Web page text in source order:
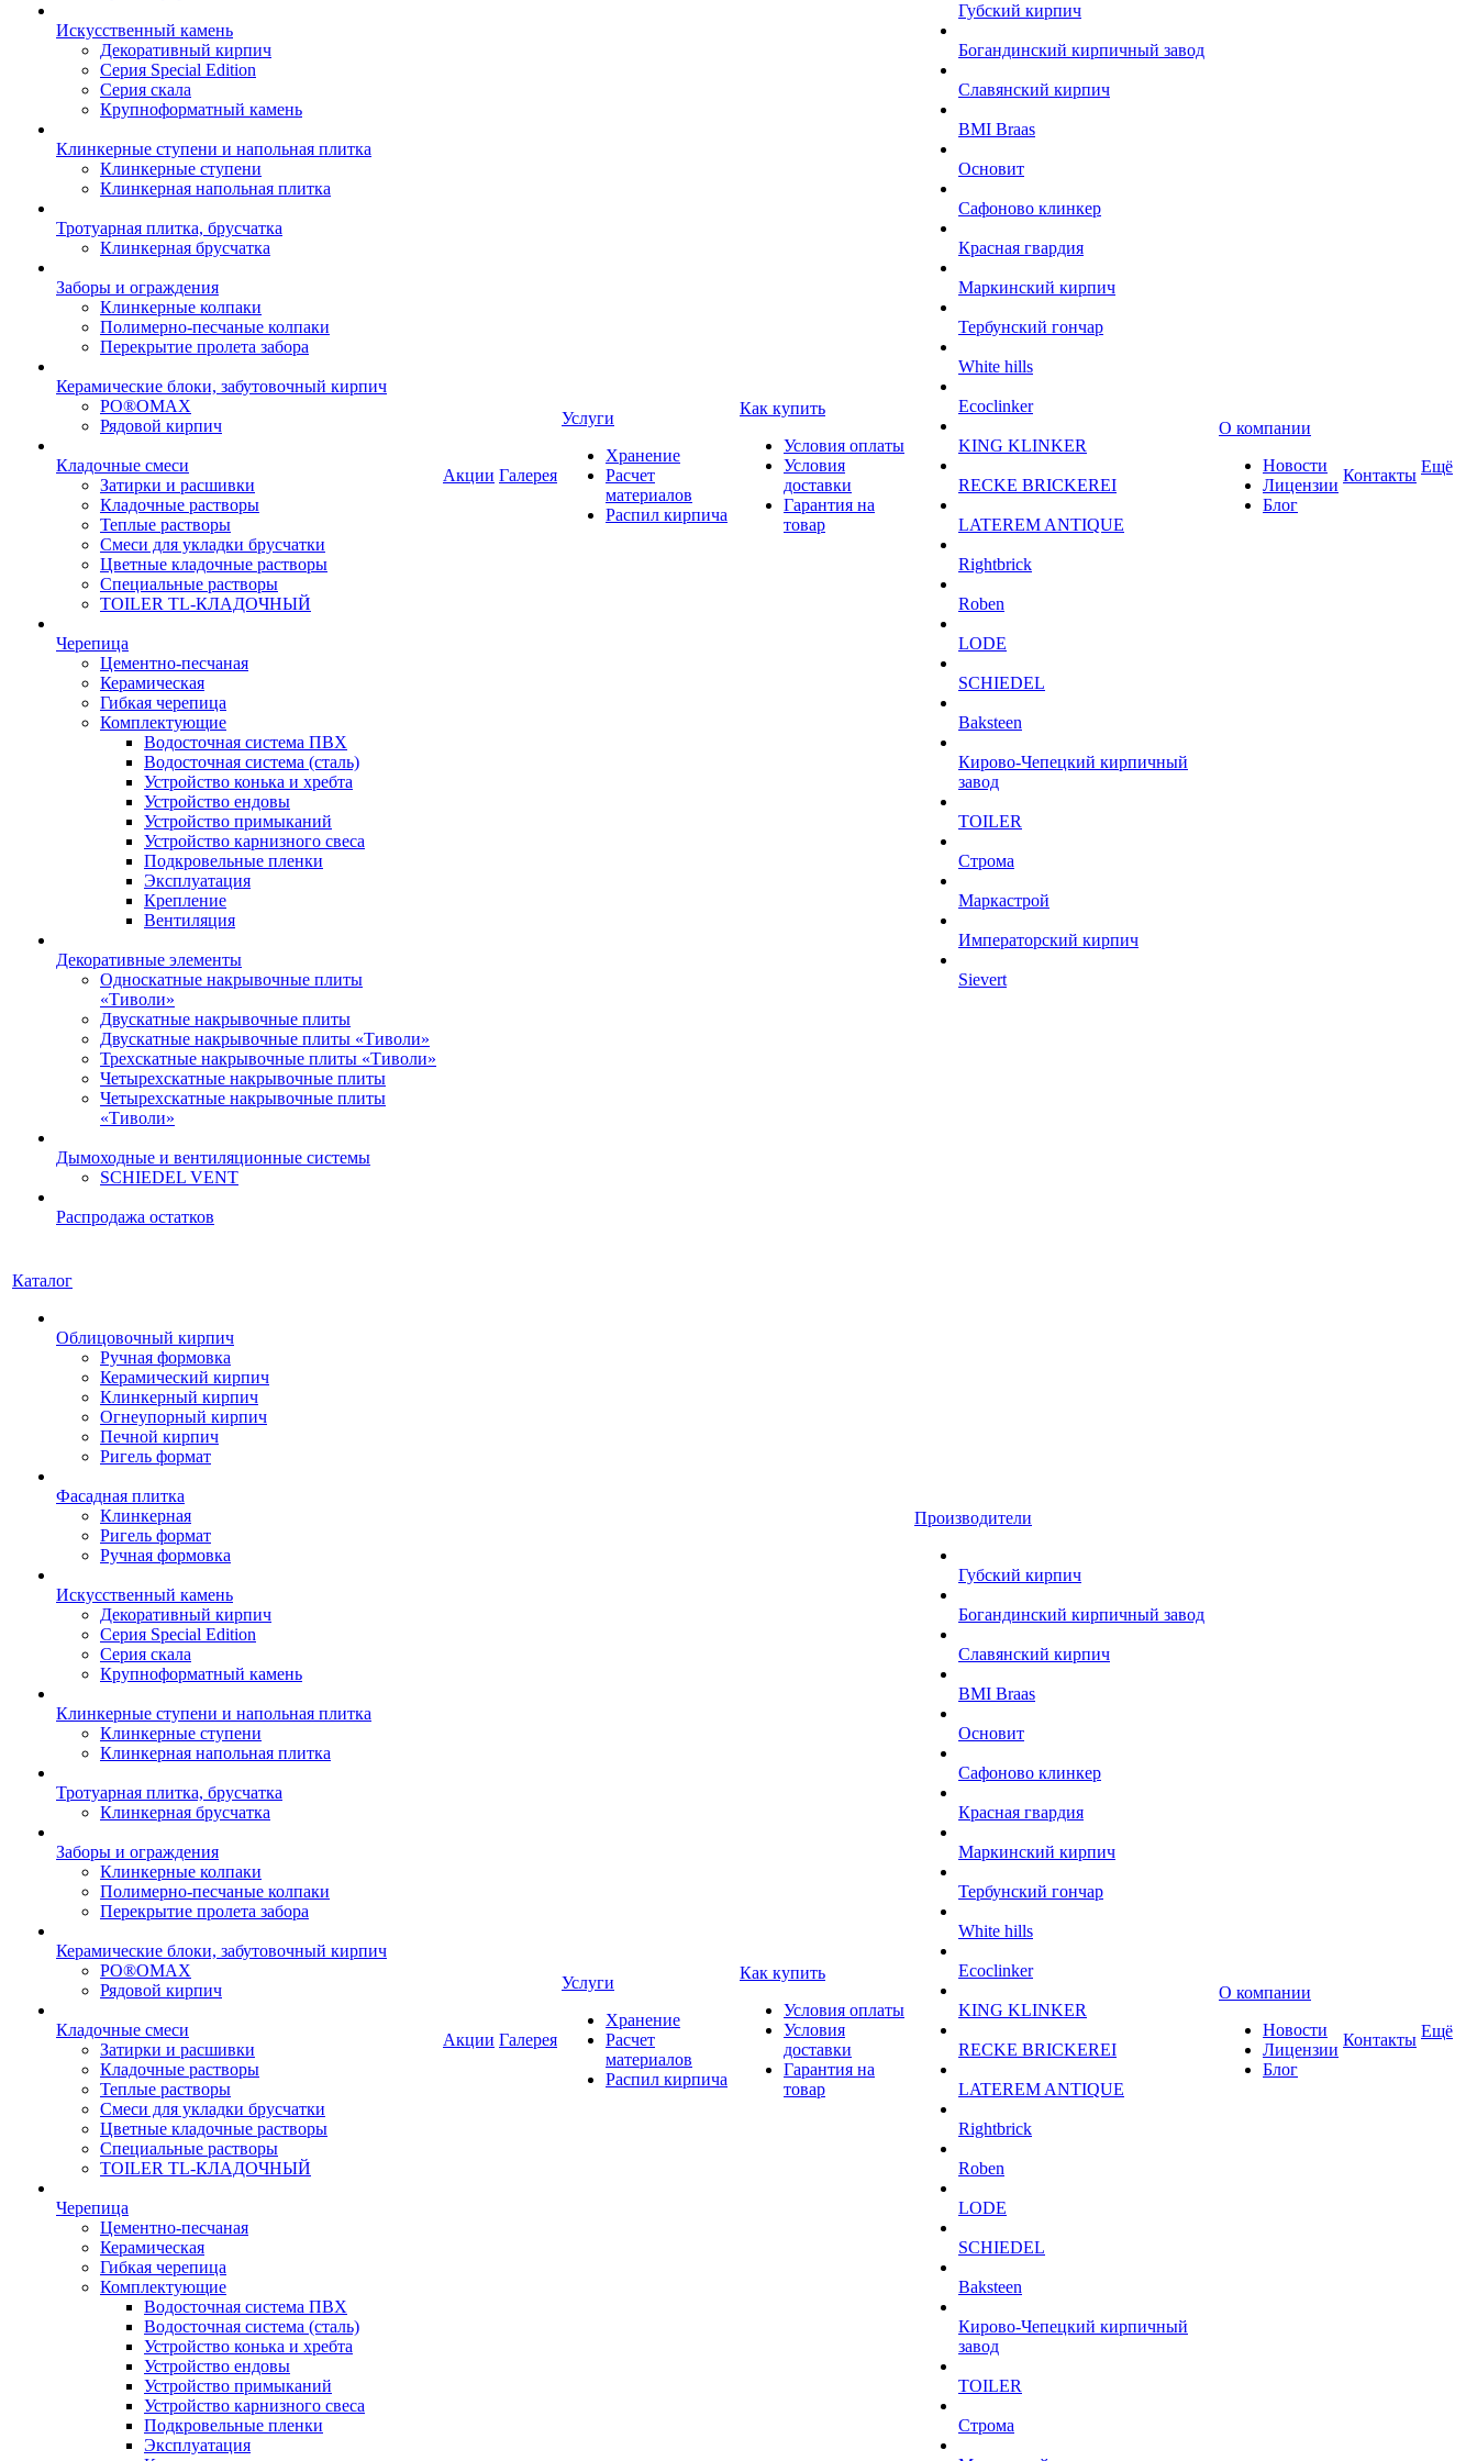
Искусственный камень
Декоративный кирпич
Серия Special Edition
Серия скала
Крупноформатный камень
Клинкерные ступени и напольная плитка
Клинкерные ступени
Клинкерная напольная плитка
Тротуарная плитка, брусчатка
Клинкерная брусчатка
Заборы и ограждения
Клинкерные колпаки
Полимерно-песчаные колпаки
Перекрытие пролета забора
Керамические блоки, забутовочный кирпич
PO®OMAX
Рядовой кирпич
Кладочные смеси
Затирки и расшивки
Кладочные растворы
Теплые растворы
Смеси для укладки брусчатки
Цветные кладочные растворы
Специальные растворы
TOILER TL-КЛАДОЧНЫЙ
Черепица
Цементно-песчаная
Керамическая
Гибкая черепица
Комплектующие
Водосточная система ПВХ
Водосточная система (сталь)
Устройство конька и хребта
Устройство ендовы
Устройство примыканий
Устройство карнизного свеса
Подкровельные пленки
Эксплуатация
Крепление
Вентиляция
Декоративные элементы
Односкатные накрывочные плиты
«Тиволи»
Двускатные накрывочные плиты
Двускатные накрывочные плиты «Тиволи»
Трехскатные накрывочные плиты «Тиволи»
Четырехскатные накрывочные плиты
Четырехскатные накрывочные плиты
«Тиволи»
Дымоходные и вентиляционные системы
SCHIEDEL VENT
Распродажа остатков
Акции Галерея
Услуги
Хранение
Расчет
материалов
Распил кирпича
Как купить
Условия оплаты
Условия
доставки
Гарантия на
товар
Губский кирпич
Богандинский кирпичный завод
Славянский кирпич
BMI Braas
Основит
Сафоново клинкер
Красная гвардия
Маркинский кирпич
Тербунский гончар
White hills
Ecoclinker
KING KLINKER
RECKE BRICKEREI
LATEREM ANTIQUE
Rightbrick
Roben
LODE
SCHIEDEL
Baksteen
Кирово-Чепецкий кирпичный
завод
TOILER
Строма
Маркастрой
Императорский кирпич
Sievert
О компании
Новости
Лицензии
Блог
Контакты Ещё
Каталог
Облицовочный кирпич
Ручная формовка
Керамический кирпич
Клинкерный кирпич
Огнеупорный кирпич
Печной кирпич
Ригель формат
Фасадная плитка
Клинкерная
Ригель формат
Ручная формовка
Искусственный камень
Декоративный кирпич
Серия Special Edition
Серия скала
Крупноформатный камень
Клинкерные ступени и напольная плитка
Клинкерные ступени
Клинкерная напольная плитка
Тротуарная плитка, брусчатка
Клинкерная брусчатка
Заборы и ограждения
Клинкерные колпаки
Полимерно-песчаные колпаки
Перекрытие пролета забора
Керамические блоки, забутовочный кирпич
PO®OMAX
Рядовой кирпич
Кладочные смеси
Затирки и расшивки
Кладочные растворы
Теплые растворы
Смеси для укладки брусчатки
Цветные кладочные растворы
Специальные растворы
TOILER TL-КЛАДОЧНЫЙ
Черепица
Цементно-песчаная
Керамическая
Гибкая черепица
Комплектующие
Водосточная система ПВХ
Водосточная система (сталь)
Устройство конька и хребта
Устройство ендовы
Устройство примыканий
Устройство карнизного свеса
Подкровельные пленки
Эксплуатация
Акции Галерея
Услуги
Хранение
Расчет
материалов
Распил кирпича
Как купить
Условия оплаты
Условия
доставки
Гарантия на
товар
Производители
Губский кирпич
Богандинский кирпичный завод
Славянский кирпич
BMI Braas
Основит
Сафоново клинкер
Красная гвардия
Маркинский кирпич
Тербунский гончар
White hills
Ecoclinker
KING KLINKER
RECKE BRICKEREI
LATEREM ANTIQUE
Rightbrick
Roben
LODE
SCHIEDEL
Baksteen
Кирово-Чепецкий кирпичный
завод
TOILER
Строма
О компании
Новости
Лицензии
Блог
Контакты Ещё